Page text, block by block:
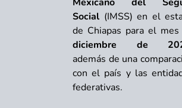
Social (IMSS) en el
de Chiapas para el mes
diciembre de
además de una
con el país y las
federativas.